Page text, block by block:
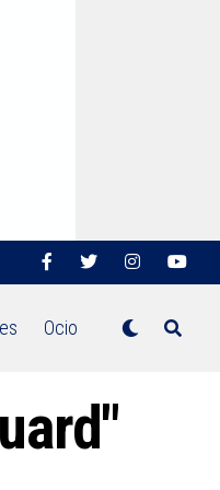
Ocio